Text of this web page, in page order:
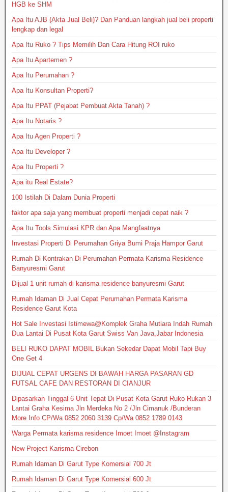
HGB ke SHM
Apa Itu AJB (Akta Jual Beli)? Dan Panduan langkah jual beli properti
lengkap dan legal
Apa Itu Ruko ? Tips Memilih Dan Cara Hitung ROI ruko
Apa Itu Apartemen ?
Apa Itu Perumahan ?
Apa Itu Konsultan Properti?
Apa Itu PPAT (Pejabat Pembuat Akta Tanah) ?
Apa Itu Notaris ?
Apa Itu Agen Properti ?
Apa Itu Developer ?
Apa Itu Properti ?
Apa itu Real Estate?
100 Istilah Di Dalam Dunia Properti
faktor apa saja yang membuat properti menjadi cepat naik ?
Apa Itu Tools Simulasi KPR dan Apa Mangfaatnya
Investasi Properti Di Perumahan Griya Bumi Praja Hampor Garut
Rumah Di Kontrakan Di Perumahan Permata Karisma Residence
Banyuresmi Garut
Dijual 1 unit rumah di karisma residence banyuresmi Garut
Rumah Idaman Di Jual Cepat Perumahan Permata Karisma
Residence Garut Kota
Hot Sale Investasi Istimewa@Komplek Graha Mutiara Indah Rumah
Dua Lantai Di Pusat Kota Garut Swiss Van Java,Jabar Indonesia
BELI RUKO DAPAT MOBIL Bukan Sekedar Dapat Mobil Tapi Buy
One Get 4
DIJUAL CEPAT URGENS DI BAWAH HARGA PASARAN GD
FUTSAL CAFE DAN RESTORAN DI CIANJUR
Dipasarkan Tinggal 6 Unit Tepat Di Pusat Kota Garut Ruko Rukan 3
Lantai Graha Kesima Jln Merdeka No 2 /Jln Cimanuk /Bunderan
More Info CP/Wa 0852 2060 3139 Cp/Wa 0852 1789 0143
Warga Permata karisma residence Imoet Imoet @Instagram
New Project Karisma Cirebon
Rumah Idaman Di Garut Type Komersial 700 Jt
Rumah Idaman Di Garut Type Komersial 600 Jt